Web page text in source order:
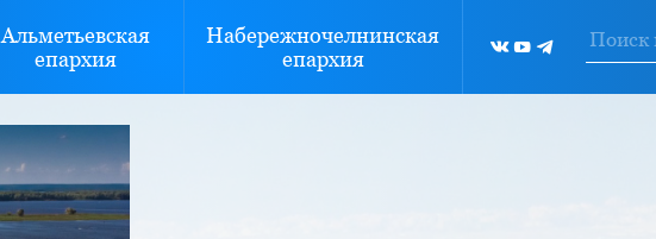
Альметьевская
епархия
Набережночелнинская
епархия